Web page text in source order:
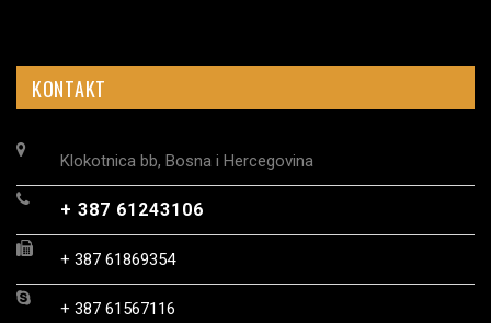
KONTAKT
Klokotnica bb, Bosna i Hercegovina
+ 387 61243106
+ 387 61869354
+ 387 61567116